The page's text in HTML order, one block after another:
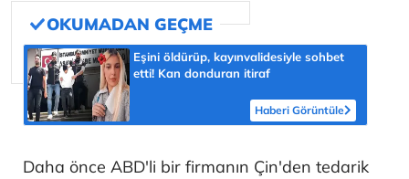
Eşini öldürüp, kayınvalidesiyle sohbet
etti! Kan donduran itiraf
Haberi Görüntüle
Daha önce ABD'li bir firmanın Çin'den tedarik